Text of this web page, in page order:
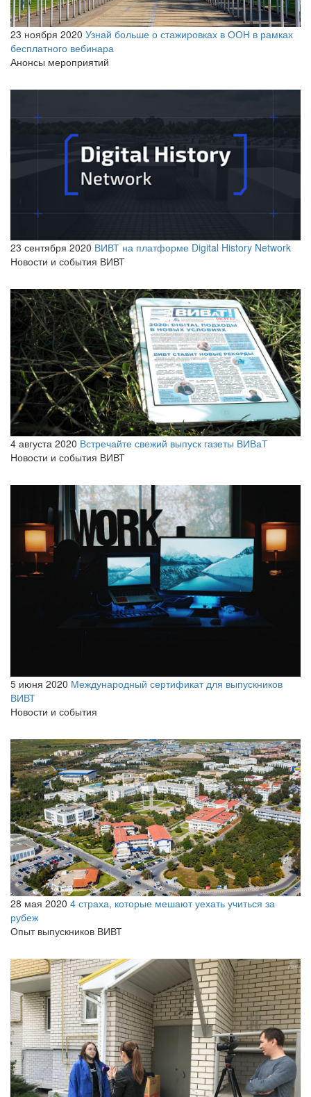
23 ноября 2020 Узнай больше о стажировках в ООН в рамках
бесплатного вебинара
Анонсы мероприятий
23 сентября 2020 ВИВТ на платформе Digital History Network
Новости и события ВИВТ
4 августа 2020 Встречайте свежий выпуск газеты ВИВаТ
Новости и события ВИВТ
5 июня 2020 Международный сертификат для выпускников
ВИВТ
Новости и события
28 мая 2020 4 страха, которые мешают уехать учиться за
рубеж
Опыт выпускников ВИВТ